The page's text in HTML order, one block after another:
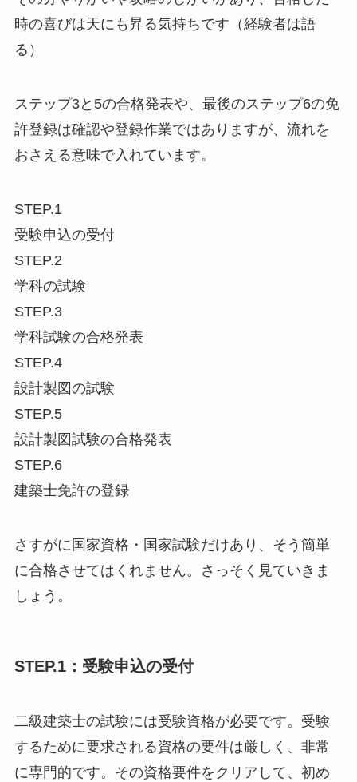
時の喜びは天にも昇る気持ちです（経験者は語
る）
ステップ3と5の合格発表や、最後のステップ6の免
許登録は確認や登録作業ではありますが、流れを
おさえる意味で入れています。
STEP.1
受験申込の受付
STEP.2
学科の試験
STEP.3
学科試験の合格発表
STEP.4
設計製図の試験
STEP.5
設計製図試験の合格発表
STEP.6
建築士免許の登録
さすがに国家資格・国家試験だけあり、そう簡単
に合格させてはくれません。さっそく見ていきま
しょう。
STEP.1：受験申込の受付
二級建築士の試験には受験資格が必要です。受験
するために要求される資格の要件は厳しく、非常
に専門的です。その資格要件をクリアして、初め